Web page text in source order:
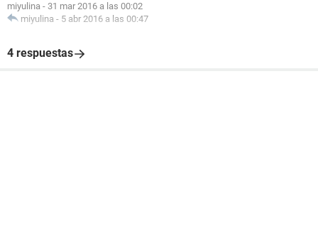
miyulina - 31 mar 2016 a las 00:02
miyulina - 5 abr 2016 a las 00:47
4 respuestas